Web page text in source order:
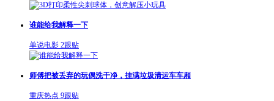
谁能给我解释一下
单说电影 2跟贴
师傅把被丢弃的玩偶洗干净，挂满垃圾清运车车厢
重庆热点 9跟贴